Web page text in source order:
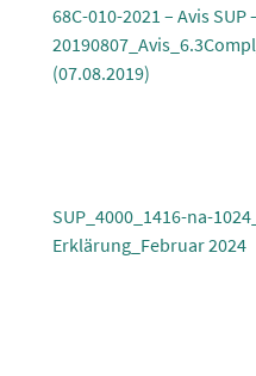
68C-010-2021 – Avis SUP
(07.08.2019)
SUP_4000_1416-na-
Erklärung_Februar 2024